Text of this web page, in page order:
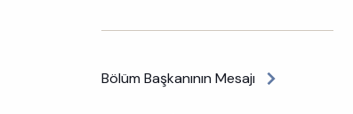
Bölüm Başkanının Mesajı